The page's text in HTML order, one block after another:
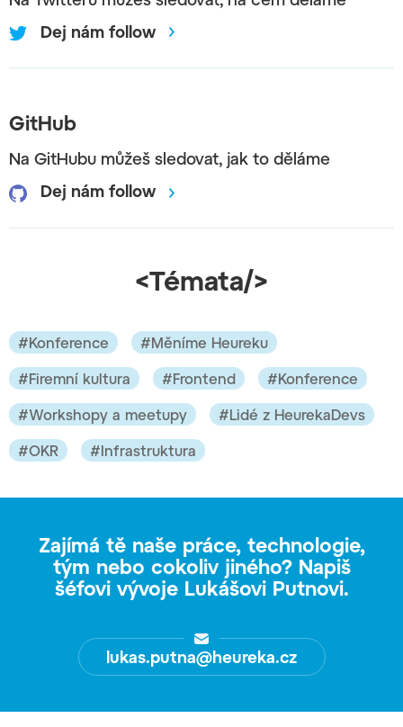
Dej nám follow
GitHub
Na GitHubu můžeš sledovat, jak to děláme
Dej nám follow
<Témata/>
#Konference #Měníme Heureku
#Firemní kultura #Frontend #Konference
#Workshopy a meetupy #Lidé z HeurekaDevs
#OKR #Infrastruktura
Zajímá tě naše práce, technologie,
tým nebo cokoliv jiného? Napiš
šéfovi vývoje Lukášovi Putnovi.
lukas.putna@heureka.cz